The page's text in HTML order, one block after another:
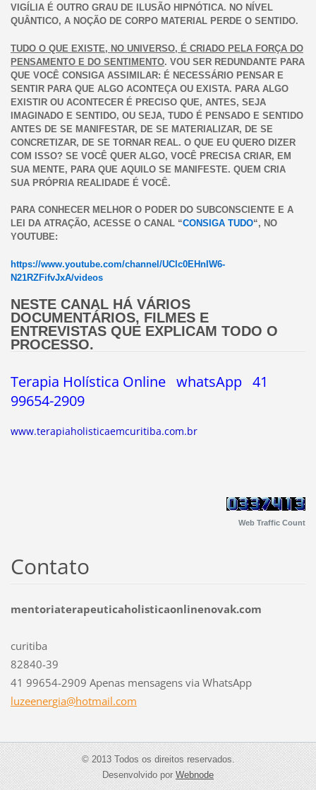
VIGÍLIA É OUTRO GRAU DE ILUSÃO HIPNÓTICA. NO NÍVEL
QUÂNTICO, A NOÇÃO DE CORPO MATERIAL PERDE O SENTIDO.
TUDO O QUE EXISTE, NO UNIVERSO, É CRIADO PELA FORÇA DO
PENSAMENTO E DO SENTIMENTO. VOU SER REDUNDANTE PARA
QUE VOCÊ CONSIGA ASSIMILAR: É NECESSÁRIO PENSAR E
SENTIR PARA QUE ALGO ACONTEÇA OU EXISTA. PARA ALGO
EXISTIR OU ACONTECER É PRECISO QUE, ANTES, SEJA
IMAGINADO E SENTIDO, OU SEJA, TUDO É PENSADO E SENTIDO
ANTES DE SE MANIFESTAR, DE SE MATERIALIZAR, DE SE
CONCRETIZAR, DE SE TORNAR REAL. O QUE EU QUERO DIZER
COM ISSO? SE VOCÊ QUER ALGO, VOCÊ PRECISA CRIAR, EM
SUA MENTE, PARA QUE AQUILO SE MANIFESTE. QUEM CRIA
SUA PRÓPRIA REALIDADE É VOCÊ.
PARA CONHECER MELHOR O PODER DO SUBCONSCIENTE E A
LEI DA ATRAÇÃO, ACESSE O CANAL “CONSIGA TUDO“, NO
YOUTUBE:
https://www.youtube.com/channel/UClc0EHnIW6-
N21RZFifvJxA/videos
NESTE CANAL HÁ VÁRIOS
DOCUMENTÁRIOS, FILMES E
ENTREVISTAS QUE EXPLICAM TODO O
PROCESSO.
Terapia Holística Online whatsApp 41
99654-2909
www.terapiaholisticaemcuritiba.com.br
Web Traffic Count
Contato
mentoriaterapeuticaholisticaonlinenovak.com
curitiba
82840-39
41 99654-2909 Apenas mensagens via WhatsApp
luzeenergia@hotmail.com
© 2013 Todos os direitos reservados.
Desenvolvido porWebnode